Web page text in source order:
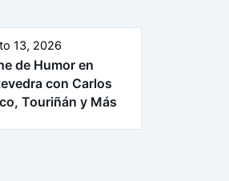
13, 2026
de Humor en
con Carlos
Touriñán y Más